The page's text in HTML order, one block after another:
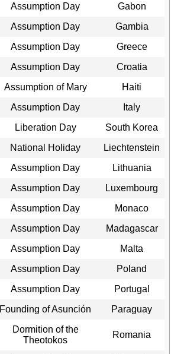
Assumption Day
Gabon
Assumption Day
Gambia
Assumption Day
Greece
Assumption Day
Croatia
Assumption of Mary
Haiti
Assumption Day
Italy
Liberation Day
South Korea
National Holiday
Liechtenstein
Assumption Day
Lithuania
Assumption Day
Luxembourg
Assumption Day
Monaco
Assumption Day
Madagascar
Assumption Day
Malta
Assumption Day
Poland
Assumption Day
Portugal
Founding of Asunción Paraguay
Dormition of the
Theotokos
Romania